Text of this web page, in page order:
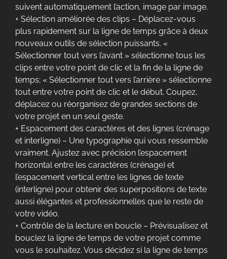
suivent automatiquement l’action, image par image.
+ Sélection améliorée des clips – Déplacez-vous
plus rapidement sur la ligne de temps grâce à deux
nouveaux outils de sélection puissants. «
Sélectionner tout vers l’avant » sélectionne tous les
clips entre votre point de clic et la fin de la ligne de
temps; « Sélectionner tout vers l’arrière » sélectionne
tout entre votre point de clic et le début. Coupez,
déplacez ou réorganisez de grandes sections de
votre projet en un seul geste.
+ Espacement des caractères et des lignes (crénage
et interligne) – Une typographie qui vous ressemble
vraiment. Ajustez avec précision l’espacement
horizontal entre les caractères (crénage) et
l’espacement vertical entre les lignes de texte
(interligne) pour obtenir des superpositions de texte
aussi élégantes et professionnelles que le reste de
votre vidéo.
+ Contrôle de la lecture en boucle – Prévisualisez et
bouclez la ligne de temps de votre projet comme
vous le souhaitez. Vous décidez si la ligne de temps